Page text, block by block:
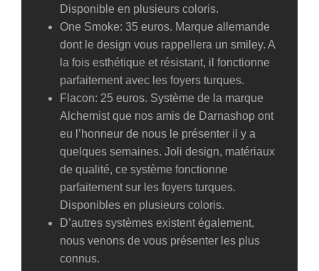
Disponible en plusieurs coloris.
One Smoke: 35 euros. Marque allemande
dont le design vous rappellera un smiley. A
la fois esthétique et résistant, il fonctionne
parfaitement avec les foyers turques.
Flacon: 25 euros. Système de la marque
Alchemist que nos amis de Darnashop ont
eu l’honneur de nous le présenter il y a
quelques semaines. Joli design, matériaux
de qualité, ce système fonctionne
parfaitement sur les foyers turques.
Disponibles en plusieurs coloris.
D’autres systèmes existent également,
nous venons de vous présenter les plus
connus.